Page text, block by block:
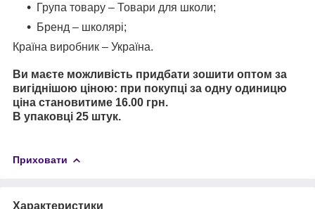
Група товару – Товари для школи;
Бренд – школярі;
Країна виробник – Україна.
Ви маєте можливість придбати зошити оптом за
вигіднішою ціною: при покупці за одну одиницю
ціна становитиме 16.00 грн.
В упаковці 25 штук.
Приховати
Характеристики